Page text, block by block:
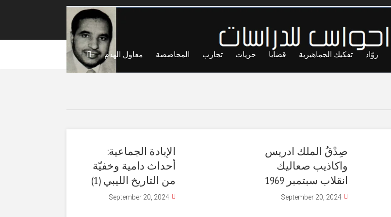
روّاد تفكيك الجماهيرية قضايا حريات تجارب المحاصصة معاول الهدم
الإبادة الجماعية:
أحداث دامية وخفيّة
من التاريخ الليبي (1)
September 20, 2024
صِدْقُ الملك ادريس
واكاذيب صعاليك
انقلاب سبتمبر 1969
September 20, 2024